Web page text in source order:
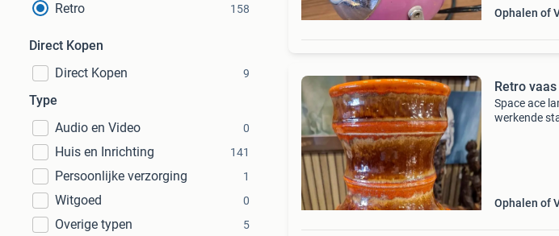
Retro
158
Direct Kopen
Direct Kopen
9
Type
Audio en Video
0
Huis en Inrichting 141
Persoonlijke verzorging 1
Witgoed 0
Overige typen 5
Ophalen of
Retro
Space ace
werkende
Ophalen of